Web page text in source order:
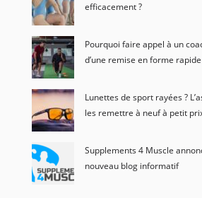
efficacement ?
Pourquoi faire appel à un
d’une remise en forme
Lunettes de sport rayées ?
les remettre à neuf à petit
Supplements 4 Muscle
nouveau blog informatif